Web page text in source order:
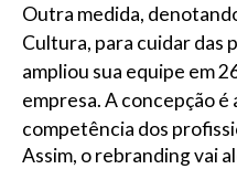
Outra medida,
Cultura, para cuidar das
ampliou sua equipe em
empresa. A concepção
competência dos
Assim, o rebranding vai